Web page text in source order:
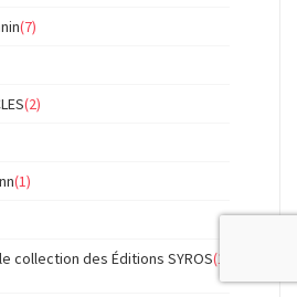
(7)
(2)
(1)
collection des Éditions SYROS(1